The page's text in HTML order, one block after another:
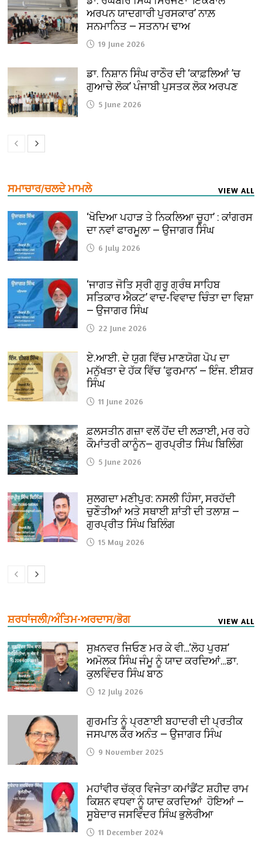
ਅਰਪਨ ਯਾਦਗਾਰੀ ਪੁਰਸਕਾਰ’ ਨਾਲ਼
ਸਨਮਾਨਿਤ — ਸਤਨਾਮ ਢਾਅ
19 June 2026
ਡਾ. ਨਿਸ਼ਾਨ ਸਿੰਘ ਰਾਠੌਰ ਦੀ ‘ਕਾਫ਼ਲਿਆਂ ’ਚ
ਗੁਆਚੇ ਲੋਕ’ ਪੰਜਾਬੀ ਪੁਸਤਕ ਲੋਕ ਅਰਪਣ
5 June 2026
ਸਮਾਚਾਰ/ਚਲਦੇ ਮਾਮਲੇ VIEW ALL
‘ਖੋਦਿਆ ਪਹਾੜ ਤੇ ਨਿਕਲਿਆ ਚੂਹਾ’ : ਕਾਂਗਰਸ
ਦਾ ਨਵਾਂ ਫਾਰਮੂਲਾ — ਉਜਾਗਰ ਸਿੰਘ
6 July 2026
‘ਜਾਗਤ ਜੋਤਿ ਸ੍ਰੀ ਗੁਰੂ ਗ੍ਰੰਥ ਸਾਹਿਬ
ਸਤਿਕਾਰ ਐਕਟ’ ਵਾਦ-ਵਿਵਾਦ ਚਿੰਤਾ ਦਾ ਵਿਸ਼ਾ
— ਉਜਾਗਰ ਸਿੰਘ
22 June 2026
ਏ.ਆਈ. ਦੇ ਯੁਗ ਵਿੱਚ ਮਾਣਯੋਗ ਪੋਪ ਦਾ
ਮਨੁੱਖਤਾ ਦੇ ਹੱਕ ਵਿੱਚ ‘ਫੁਰਮਾਨ’ — ਇੰਜ. ਈਸ਼ਰ
ਸਿੰਘ
11 June 2026
ਫ਼ਲਸਤੀਨ ਗਜ਼ਾ ਵਲੋਂ ਹੋਂਦ ਦੀ ਲੜਾਈ, ਮਰ ਰਹੇ
ਕੌਮਾਂਤਰੀ ਕਾਨੂੰਨ— ਗੁਰਪ੍ਰੀਤ ਸਿੰਘ ਬਿਲਿੰਗ
5 June 2026
ਸੁਲਗਦਾ ਮਣੀਪੁਰ: ਨਸਲੀ ਹਿੰਸਾ, ਸਰਹੱਦੀ
ਚੁਣੌਤੀਆਂ ਅਤੇ ਸਥਾਈ ਸ਼ਾਂਤੀ ਦੀ ਤਲਾਸ਼ —
ਗੁਰਪ੍ਰੀਤ ਸਿੰਘ ਬਿਲਿੰਗ
15 May 2026
ਸ਼ਰਧਾਂਜਲੀ/ਅੰਤਿਮ-ਅਰਦਾਸ/ਭੋਗ VIEW ALL
ਸੁਖ਼ਨਵਰ ਜਿਓਣ ਮਰ ਕੇ ਵੀ…‘ਲੋਹ ਪੁਰਸ਼’
ਅਮੋਲਕ ਸਿੰਘ ਜੰਮੂ ਨੂੰ ਯਾਦ ਕਰਦਿਆਂ…ਡਾ.
ਕੁਲਵਿੰਦਰ ਸਿੰਘ ਬਾਠ
12 July 2026
ਗੁਰਮਤਿ ਨੂੰ ਪ੍ਰਣਾਈ ਬਹਾਦਰੀ ਦੀ ਪ੍ਰਤੀਕ
ਜਸਪਾਲ ਕੌਰ ਅਨੰਤ — ਉਜਾਗਰ ਸਿੰਘ
9 November 2025
ਮਹਾਂਵੀਰ ਚੱਕ੍ਰ ਵਿਜੇਤਾ ਕਮਾਂਡੈਂਟ ਸ਼ਹੀਦ ਰਾਮ
ਕਿਸ਼ਨ ਵਧਵਾ ਨੂੰ ਯਾਦ ਕਰਦਿਆਂ ਹੋਇਆਂ —
ਸੂਬੇਦਾਰ ਜਸਵਿੰਦਰ ਸਿੰਘ ਭੁਲੇਰੀਆ
11 December 2024